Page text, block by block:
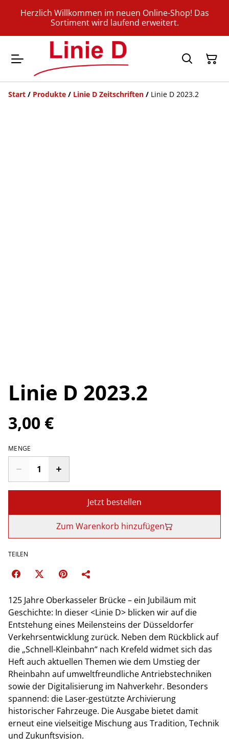
Herzlich Willkommen im neuen Online-Shop! Das
Sortiment wird laufend erweitert.
Start / Produkte / Linie D Zeitschriften / Linie D 2023.2
Linie D 2023.2
3,00 €
MENGE
Jetzt bestellen
Zum Warenkorb hinzufügen
TEILEN
125 Jahre Oberkasseler Brücke – ein Jubiläum mit
Geschichte: In dieser <Linie D> blicken wir auf die
Entstehung eines Meilensteins der Düsseldorfer
Verkehrsentwicklung zurück. Neben dem Rückblick auf
die „Schnell-Kleinbahn“ nach Krefeld widmet sich das
Heft auch aktuellen Themen wie dem Umstieg der
Rheinbahn auf umweltfreundliche Antriebstechniken
sowie der Digitalisierung im Nahverkehr. Besonders
spannend: die Laser-gestützte Archivierung
historischer Fahrzeuge. Die Ausgabe bietet damit
erneut eine vielseitige Mischung aus Tradition, Technik
und Zukunftsvision.